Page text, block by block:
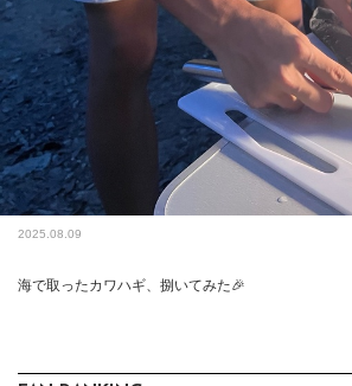
2025.08.09
海で取ったカワハギ、捌いてみた🎉